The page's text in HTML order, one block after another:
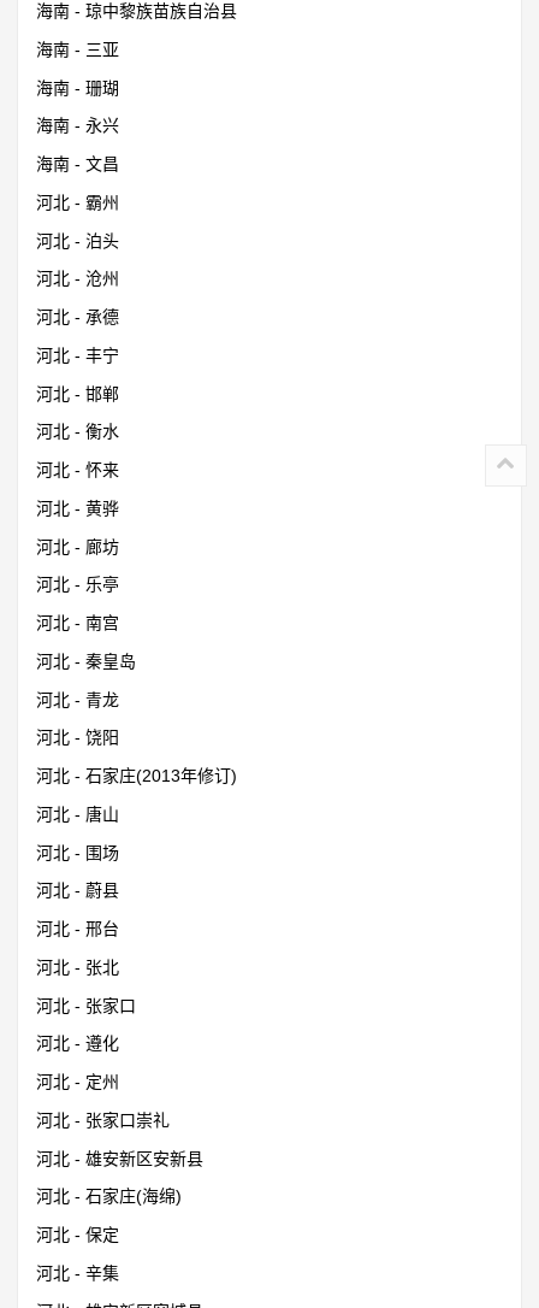
海南 - 琼中黎族苗族自治县
海南 - 三亚
海南 - 珊瑚
海南 - 永兴
海南 - 文昌
河北 - 霸州
河北 - 泊头
河北 - 沧州
河北 - 承德
河北 - 丰宁
河北 - 邯郸
河北 - 衡水
河北 - 怀来
河北 - 黄骅
河北 - 廊坊
河北 - 乐亭
河北 - 南宫
河北 - 秦皇岛
河北 - 青龙
河北 - 饶阳
河北 - 石家庄(2013年修订)
河北 - 唐山
河北 - 围场
河北 - 蔚县
河北 - 邢台
河北 - 张北
河北 - 张家口
河北 - 遵化
河北 - 定州
河北 - 张家口崇礼
河北 - 雄安新区安新县
河北 - 石家庄(海绵)
河北 - 保定
河北 - 辛集